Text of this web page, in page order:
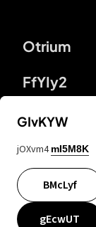
Otrium
FfYIy2
wZQPfd
nLC6tu
GIvKYW
jOXvm4 mI5M8K
BMcLyf
gEcwUT